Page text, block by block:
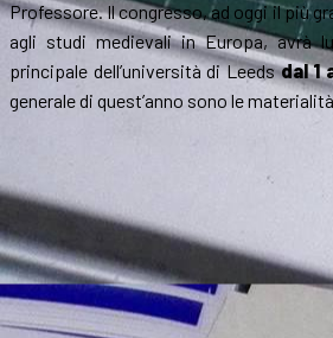
Professore. Il congresso, ad oggi il più
agli studi medievali in Europa, avrà
principale dell’università di Leedsdal 1
generale di quest’anno sono le